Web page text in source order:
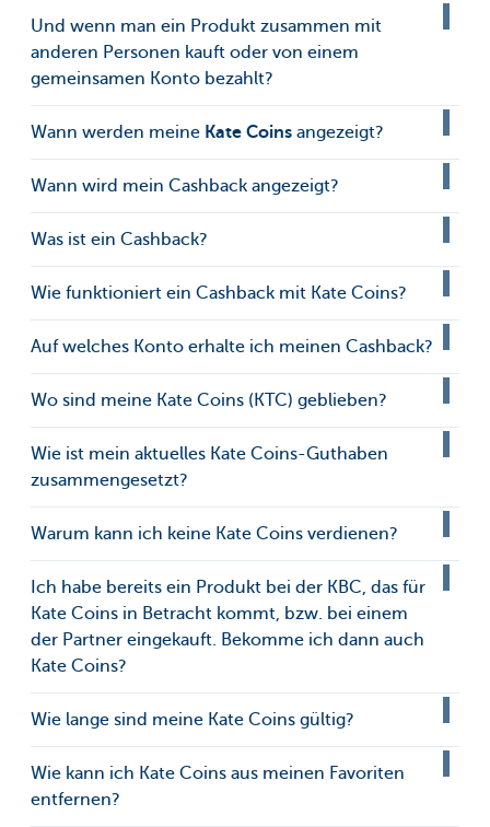
Und wenn man ein Produkt zusammen mit
anderen Personen kauft oder von einem
gemeinsamen Konto bezahlt?
Wann werden meine Kate Coins angezeigt?
Wann wird mein Cashback angezeigt?
Was ist ein Cashback?
Wie funktioniert ein Cashback mit Kate Coins?
Auf welches Konto erhalte ich meinen Cashback?
Wo sind meine Kate Coins (KTC) geblieben?
Wie ist mein aktuelles Kate Coins-Guthaben
zusammengesetzt?
Warum kann ich keine Kate Coins verdienen?
Ich habe bereits ein Produkt bei der KBC, das für
Kate Coins in Betracht kommt, bzw. bei einem
der Partner eingekauft. Bekomme ich dann auch
Kate Coins?
Wie lange sind meine Kate Coins gültig?
Wie kann ich Kate Coins aus meinen Favoriten
entfernen?